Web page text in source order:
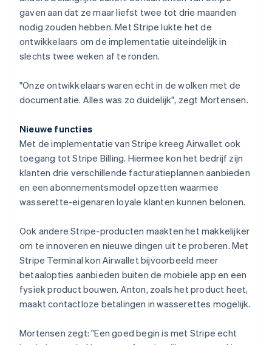
gaven aan dat ze maar liefst twee tot drie maanden
nodig zouden hebben. Met Stripe lukte het de
ontwikkelaars om de implementatie uiteindelijk in
slechts twee weken af te ronden.
"Onze ontwikkelaars waren echt in de wolken met de
documentatie. Alles was zo duidelijk", zegt Mortensen.
Nieuwe functies
Met de implementatie van Stripe kreeg Airwallet ook
toegang tot Stripe Billing. Hiermee kon het bedrijf zijn
klanten drie verschillende facturatieplannen aanbieden
en een abonnementsmodel opzetten waarmee
wasserette-eigenaren loyale klanten kunnen belonen.
Ook andere Stripe-producten maakten het makkelijker
om te innoveren en nieuwe dingen uit te proberen. Met
Stripe Terminal kon Airwallet bijvoorbeeld meer
betaalopties aanbieden buiten de mobiele app en een
fysiek product bouwen. Anton, zoals het product heet,
maakt contactloze betalingen in wasserettes mogelijk.
Mortensen zegt: "Een goed begin is met Stripe echt